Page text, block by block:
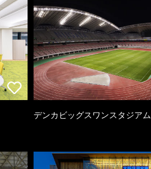
デンカビッグスワンスタジアム